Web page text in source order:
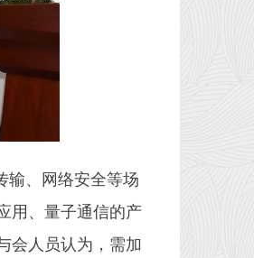
、网络安全等场
用、量子通信的产
会人员认为，需加